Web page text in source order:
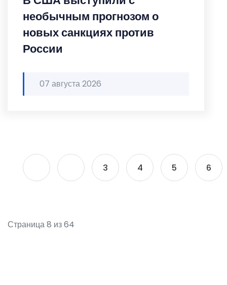
необычным прогнозом о
новых санкциях против
России
07 августа 2026
3 4 5 6
Страница 8 из 64